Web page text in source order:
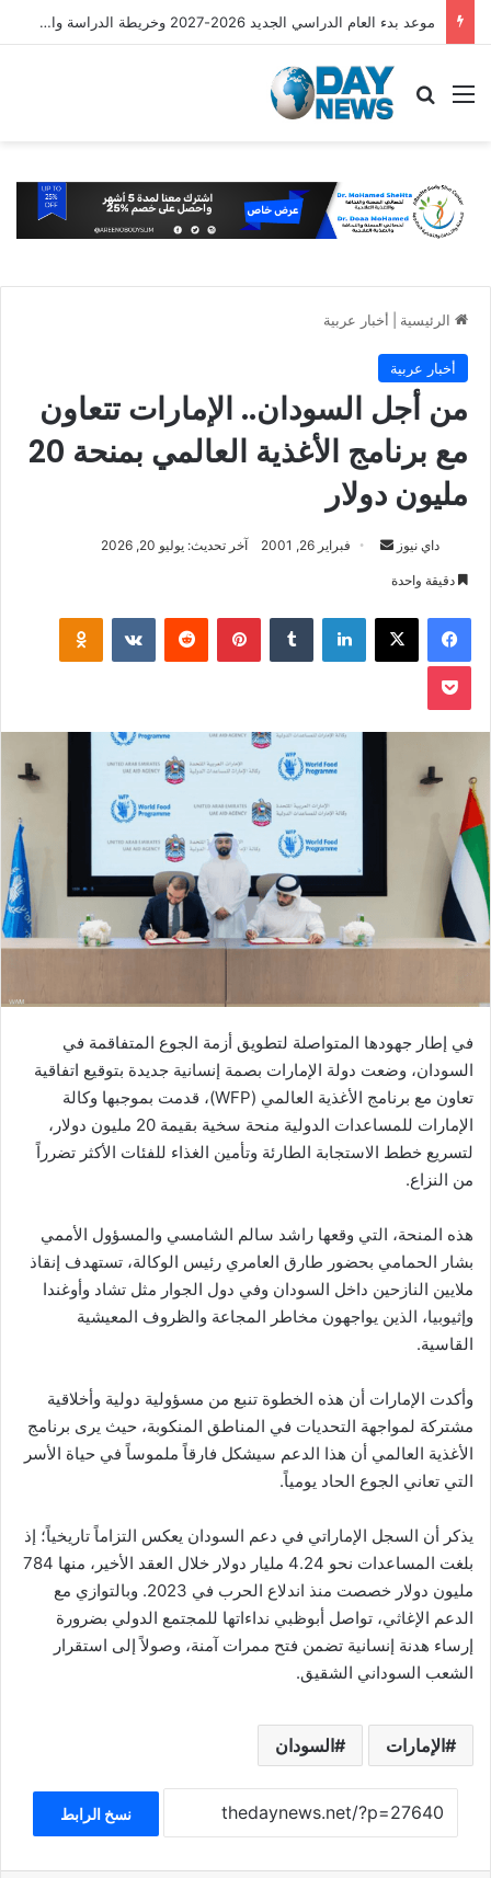
موعد بدء العام الدراسي الجديد 2026-2027 وخريطة الدراسة والامتحانات
القائمة بحث عن
الرئيسية أخبار عربية
أخبار عربية
من أجل السودان.. الإمارات تتعاون
مع برنامج الأغذية العالمي بمنحة 20
مليون دولار
داي نيوز
أرسل فبراير 26, 2001 آخر تحديث: يوليو 20, 2026
دقيقة واحدة
فيسبوك ‫X لينكدإن بينتيريست
‫Pocket
في إطار جهودها المتواصلة لتطويق أزمة الجوع المتفاقمة في
السودان، وضعت دولة الإمارات بصمة إنسانية جديدة بتوقيع اتفاقية
تعاون مع برنامج الأغذية العالمي (WFP)، قدمت بموجبها وكالة
الإمارات للمساعدات الدولية منحة سخية بقيمة 20 مليون دولار،
لتسريع خطط الاستجابة الطارئة وتأمين الغذاء للفئات الأكثر تضرراً
من النزاع.
هذه المنحة، التي وقعها راشد سالم الشامسي والمسؤول الأممي
بشار الحمامي بحضور طارق العامري رئيس الوكالة، تستهدف إنقاذ
ملايين النازحين داخل السودان وفي دول الجوار مثل تشاد وأوغندا
وإثيوبيا، الذين يواجهون مخاطر المجاعة والظروف المعيشية
القاسية.
وأكدت الإمارات أن هذه الخطوة تنبع من مسؤولية دولية وأخلاقية
مشتركة لمواجهة التحديات في المناطق المنكوبة، حيث يرى برنامج
الأغذية العالمي أن هذا الدعم سيشكل فارقاً ملموساً في حياة الأسر
التي تعاني الجوع الحاد يومياً.
يذكر أن السجل الإماراتي في دعم السودان يعكس التزاماً تاريخياً؛ إذ
بلغت المساعدات نحو 4.24 مليار دولار خلال العقد الأخير، منها 784
مليون دولار خصصت منذ اندلاع الحرب في 2023. وبالتوازي مع
الدعم الإغاثي، تواصل أبوظبي نداءاتها للمجتمع الدولي بضرورة
إرساء هدنة إنسانية تضمن فتح ممرات آمنة، وصولاً إلى استقرار
الشعب السوداني الشقيق.
الإمارات السودان
نسخ الرابط